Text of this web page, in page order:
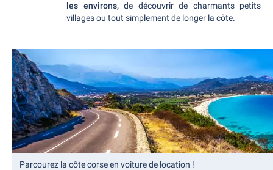
les environs,de découvrir de charmants petits
villages ou tout simplement de longer la côte.
Parcourez la côte corse en voiture de location !